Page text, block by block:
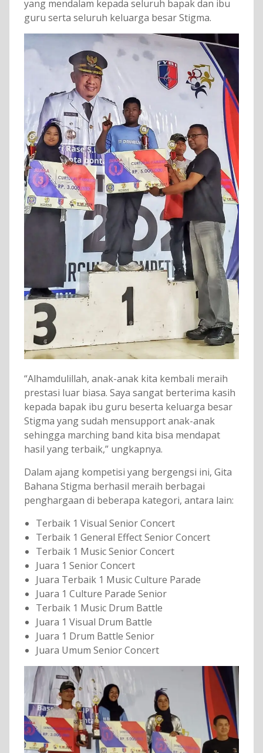
yang mendalam kepada seluruh bapak dan ibu
guru serta seluruh keluarga besar Stigma.
“Alhamdulillah, anak-anak kita kembali meraih
prestasi luar biasa. Saya sangat berterima kasih
kepada bapak ibu guru beserta keluarga besar
Stigma yang sudah mensupport anak-anak
sehingga marching band kita bisa mendapat
hasil yang terbaik,” ungkapnya.
Dalam ajang kompetisi yang bergengsi ini, Gita
Bahana Stigma berhasil meraih berbagai
penghargaan di beberapa kategori, antara lain:
Terbaik 1 Visual Senior Concert
Terbaik 1 General Effect Senior Concert
Terbaik 1 Music Senior Concert
Juara 1 Senior Concert
Juara Terbaik 1 Music Culture Parade
Juara 1 Culture Parade Senior
Terbaik 1 Music Drum Battle
Juara 1 Visual Drum Battle
Juara 1 Drum Battle Senior
Juara Umum Senior Concert